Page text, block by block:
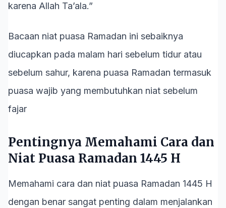
karena Allah Ta’ala.”
Bacaan niat puasa Ramadan ini sebaiknya
diucapkan pada malam hari sebelum tidur atau
sebelum sahur, karena puasa Ramadan termasuk
puasa wajib yang membutuhkan niat sebelum
fajar
Pentingnya Memahami Cara dan
Niat Puasa Ramadan 1445 H
Memahami cara dan niat puasa Ramadan 1445 H
dengan benar sangat penting dalam menjalankan